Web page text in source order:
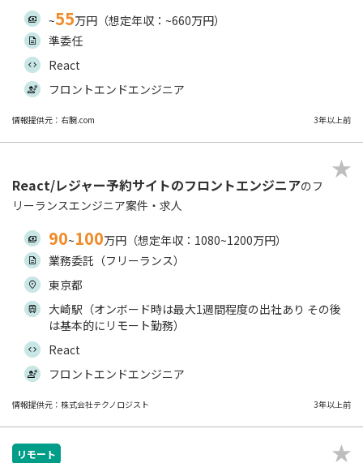
~55万円（想定年収：~660万円）
準委任
React
フロントエンドエンジニア
情報提供元：右腕.com 3年以上前
React/レジャー予約サイトのフロントエンジニアのフ
リーランスエンジニア案件・求人
90~100万円（想定年収：1080~1200万円）
業務委託（フリーランス）
東京都
大崎駅（オンボード時は最大1週間程度の出社あり その後
は基本的にリモート勤務）
React
フロントエンドエンジニア
情報提供元：株式会社テクノロジスト 3年以上前
リモート